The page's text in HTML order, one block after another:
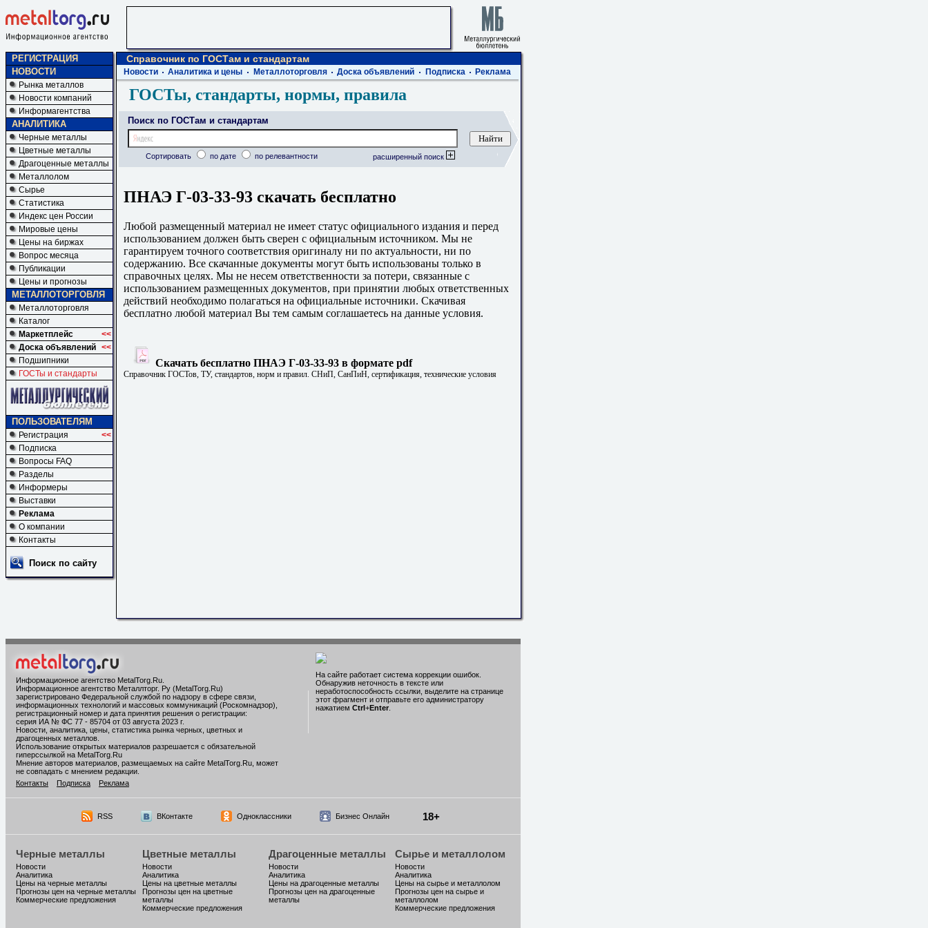
РЕГИСТРАЦИЯ
НОВОСТИ
Рынка металлов
Новости компаний
Информагентства
АНАЛИТИКА
Черные металлы
Цветные металлы
Драгоценные металлы
Металлолом
Сырье
Статистика
Индекс цен России
Мировые цены
Цены на биржах
Вопрос месяца
Публикации
Цены и прогнозы
МЕТАЛЛОТОРГОВЛЯ
Металлоторговля
Каталог
Маркетплейс
<<
Доска объявлений <<
Подшипники
ГОСТы и стандарты
ПОЛЬЗОВАТЕЛЯМ
Регистрация
<<
Подписка
Вопросы FAQ
Разделы
Информеры
Выставки
Реклама
О компании
Контакты
Поиск по сайту
Справочник по ГОСТам и стандартам
Новости Аналитика и цены Металлоторговля Доска объявлений Подписка Реклама
ГОСТы, стандарты, нормы, правила
Поиск по ГОСТам и стандартам
Сортировать по дате по релевантности расширенный поиск
ПНАЭ Г-03-33-93 скачать бесплатно
Любой размещенный материал не имеет статус официального издания и перед
использованием должен быть сверен с официальным источником. Мы не
гарантируем точного соответствия оригиналу ни по актуальности, ни по
содержанию. Все скачанные документы могут быть использованы только в
справочных целях. Мы не несем ответственности за потери, связанные с
использованием размещенных документов, при принятии любых ответственных
действий необходимо полагаться на официальные источники. Скачивая
бесплатно любой материал Вы тем самым соглашаетесь на данные условия.
Скачать бесплатно ПНАЭ Г-03-33-93 в формате pdf
Справочник ГОСТов, ТУ, стандартов, норм и правил. СНиП, СанПиН, сертификация, технические условия
Информационное агентство MetalTorg.Ru
Информационное агентство Металлторг. Ру (MetalTorg.Ru)
зарегистрировано Федеральной службой по надзору в сфере связи,
информационных технологий и массовых коммуникаций (Роскомнадзор),
регистрационный номер и дата принятия решения о регистрации:
серия ИА № ФС 77 - 85704 от 03 августа 2023 г.
Новости, аналитика, цены, статистика рынка черных, цветных и
драгоценных металлов.
Использование открытых материалов разрешается с обязательной
гиперссылкой на MetalTorg.Ru
Мнение авторов материалов, размещаемых на сайте MetalTorg.Ru, может
не совпадать с мнением редакции.
Контакты
Подписка Реклама
На сайте работает система коррекции ошибок.
Обнаружив неточность в тексте или
неработоспособность ссылки, выделите на странице
этот фрагмент и отправьте его администратору
нажатием Ctrl+Enter
RSS ВКонтакте Одноклассники Бизнес Онлайн 18+
Черные металлы
Новости
Аналитика
Цены на черные металлы
Прогнозы цен на черные металлы
Коммерческие предложения
Цветные металлы
Новости
Аналитика
Цены на цветные металлы
Прогнозы цен на цветные
металлы
Коммерческие предложения
Драгоценные металлы
Новости
Аналитика
Цены на драгоценные металлы
Прогнозы цен на драгоценные
металлы
Сырье и металлолом
Новости
Аналитика
Цены на сырье и металлолом
Прогнозы цен на сырье и
металлолом
Коммерческие предложения